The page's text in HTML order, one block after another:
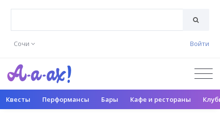
Сочи Войти
Квесты Перформансы Бары Кафе и рестораны